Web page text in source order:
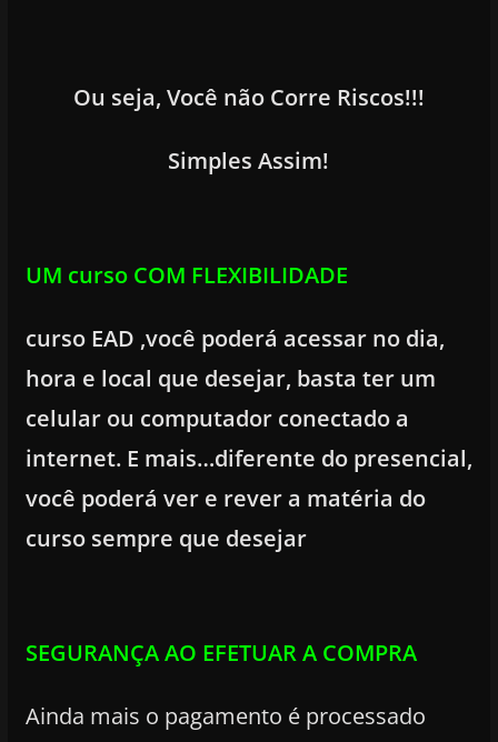
Ou seja, Você não Corre Riscos!!!
Simples Assim!
UM curso COM FLEXIBILIDADE
curso EAD ,você poderá acessar no dia,
hora e local que desejar, basta ter um
celular ou computador conectado a
internet. E mais…diferente do presencial,
você poderá ver e rever a matéria do
curso sempre que desejar
SEGURANÇA AO EFETUAR A COMPRA
Ainda mais o pagamento é processado